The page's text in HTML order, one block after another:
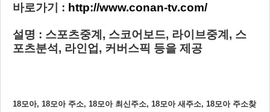
바로가기 : http://www.conan-tv.com/
설명 : 스포츠중계, 스코어보드, 라이브중계, 스
포츠분석, 라인업, 커버스픽 등을 제공
18모아, 18모아 주소, 18모아 최신주소, 18모아 새주소, 18모아 주소찾